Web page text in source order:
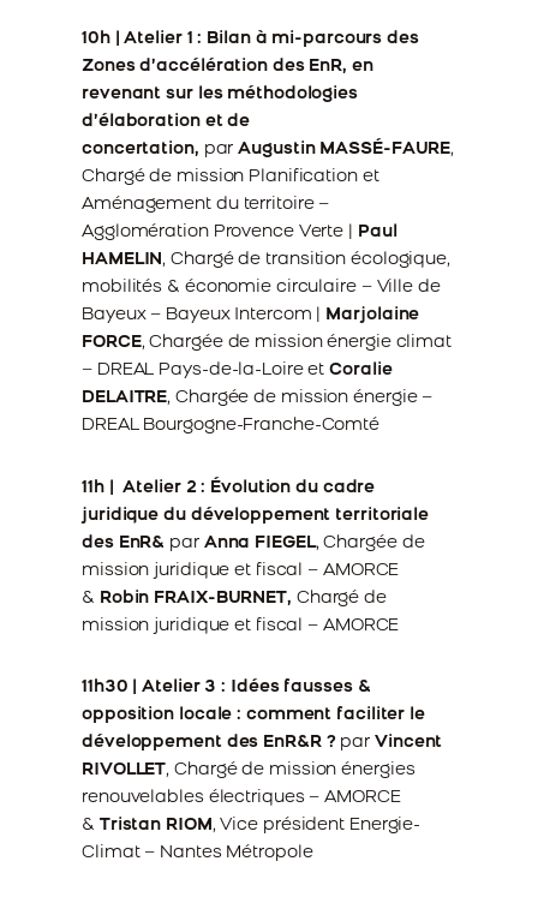
10h | Atelier 1 : Bilan à mi-parcours des
Zones d’accélération des EnR, en
revenant sur les méthodologies
d’élaboration et de
concertation, parAugustin MASSÉ-FAURE,
Chargé de mission Planification et
Aménagement du territoire –
Agglomération Provence Verte | Paul
HAMELIN, Chargé de transition écologique,
mobilités & économie circulaire – Ville de
Bayeux – Bayeux Intercom | Marjolaine
FORCE, Chargée de mission énergie climat
– DREAL Pays-de-la-Loire etCoralie
DELAITRE, Chargée de mission énergie –
DREAL Bourgogne-Franche-Comté
11h | Atelier 2 : Évolution du cadre
juridique du développement territoriale
des EnR& par Anna FIEGEL, Chargée de
mission juridique et fiscal – AMORCE
& Robin FRAIX-BURNET, Chargé de
mission juridique et fiscal – AMORCE
11h30 | Atelier 3 : Idées fausses &
opposition locale : comment faciliter le
développement des EnR&R ? parVincent
RIVOLLET, Chargé de mission énergies
renouvelables électriques – AMORCE
& Tristan RIOM, Vice président Energie-
Climat – Nantes Métropole